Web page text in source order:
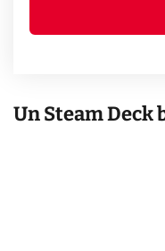
Un Steam Deck